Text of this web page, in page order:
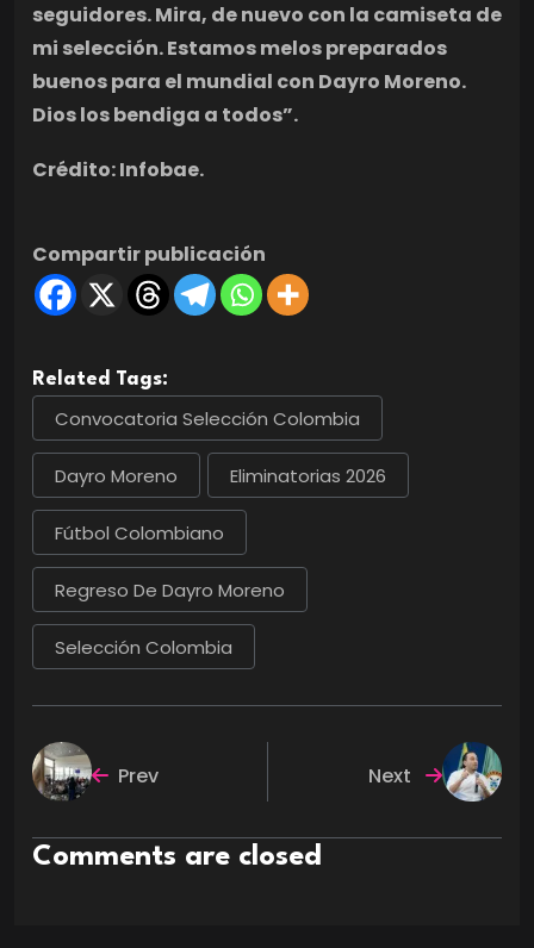
seguidores. Mira, de nuevo con la camiseta de
mi selección. Estamos melos preparados
buenos para el mundial con Dayro Moreno.
Dios los bendiga a todos”.
Crédito: Infobae.
Compartir publicación
Related Tags:
Convocatoria Selección Colombia
Dayro Moreno Eliminatorias 2026
Fútbol Colombiano
Regreso De Dayro Moreno
Selección Colombia
Prev Next
Comments are closed